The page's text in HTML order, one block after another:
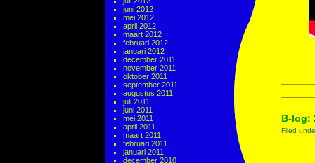
juni 2012
mei 2012
april 2012
maart 2012
februari 2012
januari 2012
december 2011
november 2011
oktober 2011
september 2011
augustus 2011
juli 2011
juni 2011
mei 2011
april 2011
maart 2011
februari 2011
januari 2011
december 2010
B-log:
Filed
–